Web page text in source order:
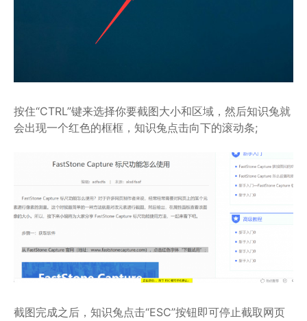
按住“CTRL”键来选择你要截图大小和区域，然后知识兔就
会出现一个红色的框框，知识兔点击向下的滚动条;
截图完成之后，知识兔点击“ESC”按钮即可停止截取网页